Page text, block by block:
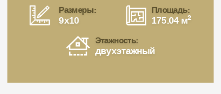
Размеры:
9x10
Площадь:
175.04 м2
Этажность:
двухэтажный